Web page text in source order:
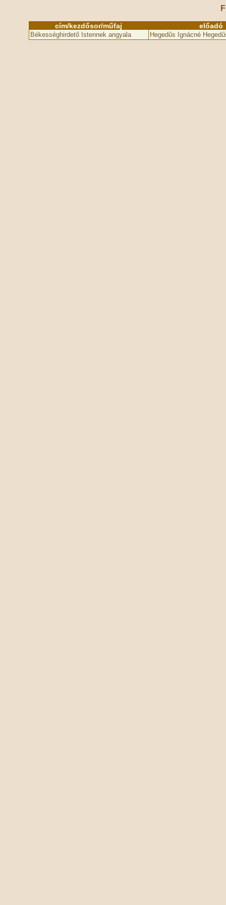
cím/kezdősor/műfaj előadó
Békességhirdető Istennek angyala Hegedűs Ignácné